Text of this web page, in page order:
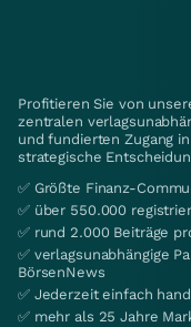
Profitieren Sie von
zentralen
und fundierten Zugang
strategische
✅ Größte Finanz-
✅ über 550.000
✅ rund 2.000 Beiträge
✅ verlagsunabhängige
BörsenNews
✅ Jederzeit einfach
✅ mehr als 25 Jahre